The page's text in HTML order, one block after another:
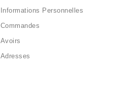
Informations Personnelles
Commandes
Avoirs
Adresses